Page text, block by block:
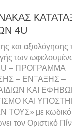
4U
και αξιολόγησης
των
– ΠΡΟΓΡΑΜΜΑ
– ΕΝΤΑΞΗΣ –
ΚΑΙ
ΚΑΙ
ΤΟΥΣ» με κωδικό
τον Οριστικό